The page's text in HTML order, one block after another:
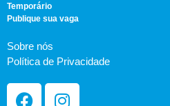
Temporário
Publique sua vaga
Sobre nós
Política de Privacidade